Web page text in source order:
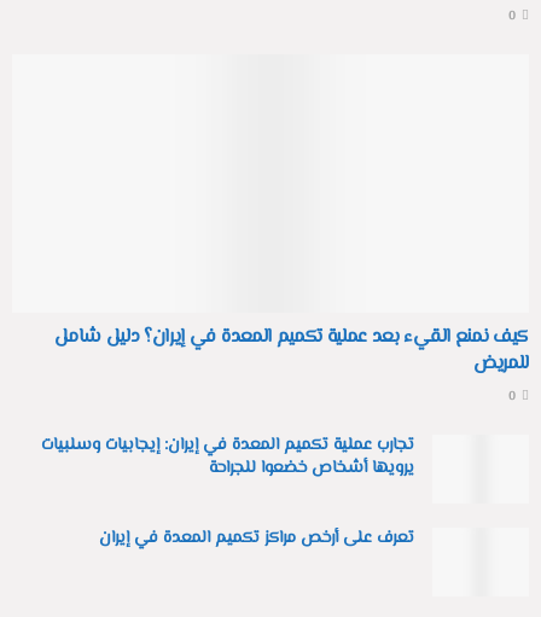
كيف نمنع القيء بعد عملية تكميم المعدة في إيران؟ دليل شامل
للمريض
تجارب عملية تكميم المعدة في إيران: إيجابيات وسلبيات
يرويها أشخاص خضعوا للجراحة
تعرف على أرخص مراكز تكميم المعدة في إيران